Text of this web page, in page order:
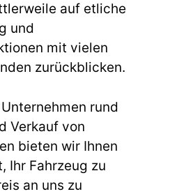
auf etliche
und
mit vielen
zurückblicken.
rund
Verkauf von
bieten wir Ihnen
Ihr Fahrzeug zu
an uns zu